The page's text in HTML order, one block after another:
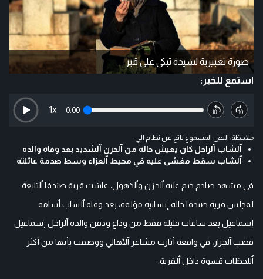
صورة تعبيرية لسيدة تبكي على قبر
استمع للخبر:
0:00
1x
ملاحظة: النص المسموع ناتج عن نظام آلي
ٱلشاب ٱلراحل كان يعيش حالة من ٱلحزن ٱلشديد بعد وفاة والده
ٱلشاب سقط مغشى عليه في محيط ٱلعزاء وسط صدمة عائلته
في مشهد صادم خيم عليه ٱلحزن وٱلذهول، عاشت قرية صندفا ٱلتابعة
لمجلس قرية صندفا حالة إنسانية مؤلمة، بعد وفاة ٱلشاب أسامة
إسماعيل بعد ساعات قليلة فقط من وداع ودفن والده ٱلراحل إسماعيل
قضب ٱلجزار، في واقعة أثارت مشاعر ٱلأهالي ووصفت بأنها من أكثر
ٱللحظات قسوة داخل ٱلقرية.